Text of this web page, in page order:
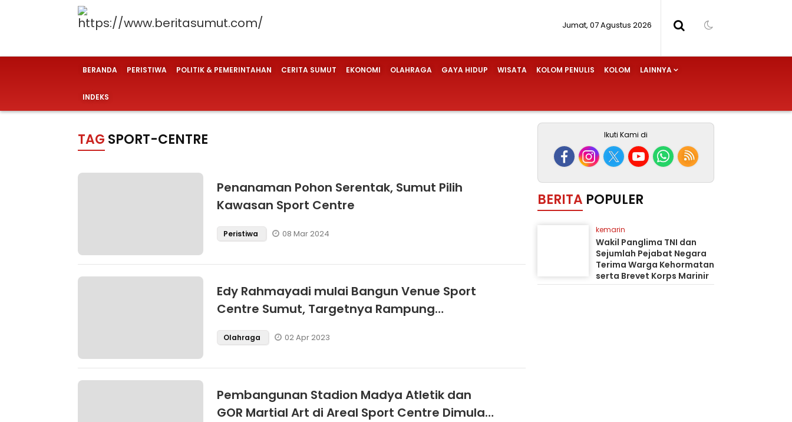
Jumat, 07 Agustus 2026
BERANDA PERISTIWA POLITIK & PEMERINTAHAN CERITA SUMUT EKONOMI OLAHRAGA GAYA HIDUP WISATA KOLOM PENULIS KOLOM LAINNYA
INDEKS
TAG SPORT-CENTRE
Penanaman Pohon Serentak, Sumut Pilih
Kawasan Sport Centre
Peristiwa 08 Mar 2024
Edy Rahmayadi mulai Bangun Venue Sport
Centre Sumut, Targetnya Rampung
Desember
Olahraga 02 Apr 2023
Pembangunan Stadion Madya Atletik dan
GOR Martial Art di Areal Sport Centre Dimulai
Ikuti Kami di
BERITA POPULER
kemarin
Wakil Panglima TNI dan
Sejumlah Pejabat Negara
Terima Warga Kehormatan
serta Brevet Korps Marinir